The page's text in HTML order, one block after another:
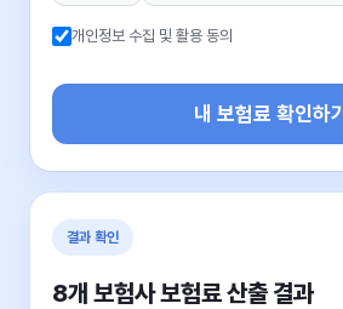
개인정보 수집 및 활용 동의
내 보험료 확인하기
결과 확인
8개 보험사 보험료 산출 결과